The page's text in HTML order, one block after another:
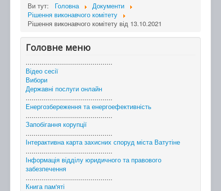
Ви тут: Головна
Документи
Рішення виконавчого комітету
Рішення виконавчого комітету від 13.10.2021
Головне меню
............................................
Відео сесії
Вибори
Державні послуги онлайн
............................................
Енергозбереження та енергоефективність
............................................
Запобігання корупції
............................................
Інтерактивна карта захисних споруд міста Ватутіне
............................................
Інформація відділу юридичного та правового
забезпечення
............................................
Книга пам'яті